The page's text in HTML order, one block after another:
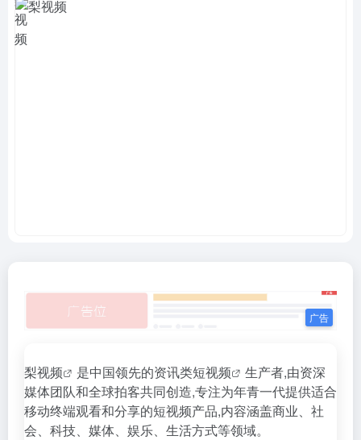
梨视频 是中国领先的资讯类短视频
生产者,由资深
媒体团队和全球拍客共同创造,专注为年青一代提供适合
移动终端观看和分享的短视频产品,内容涵盖商业、社
会、科技、媒体、娱乐、生活方式等领域。